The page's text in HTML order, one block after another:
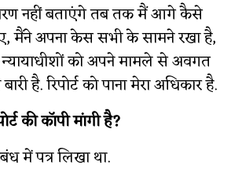
नहीं बताएंगे तब तक मैं आगे कैसे
मैंने अपना केस सभी के सामने रखा है,
न्यायाधीशों को अपने मामले से अवगत
है. रिपोर्ट को पाना मेरा अधिकार है.
की कॉपी मांगी है?
में पत्र लिखा था.